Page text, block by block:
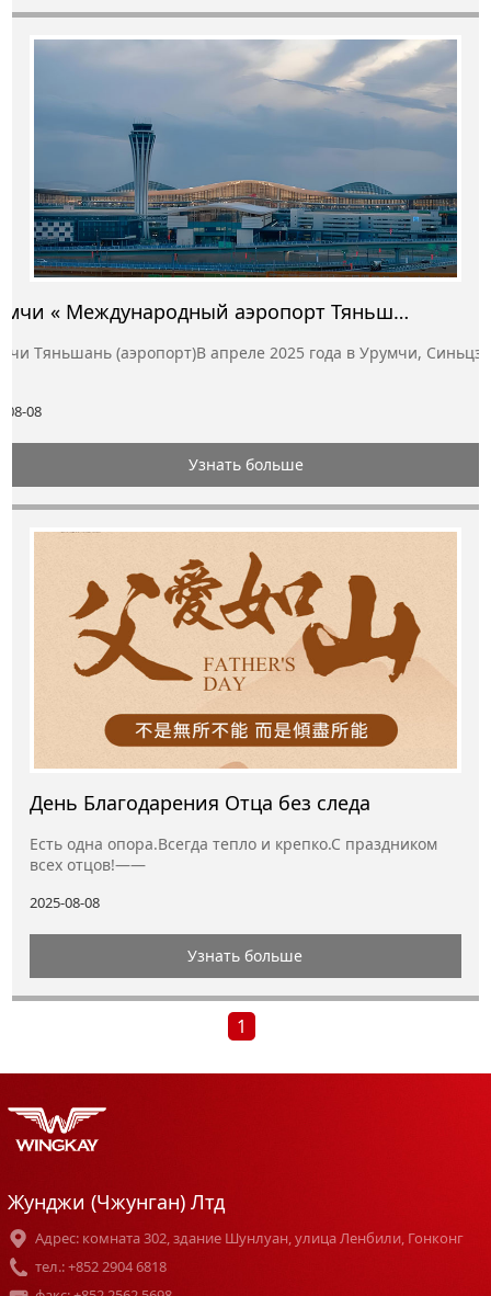
Урумчи « Международный аэропорт Тяньшань» открыт!
Тяньшань (аэропорт)В апреле 2025 года в Урумчи,
08-08
Узнать больше
День Благодарения Отца без следа
Есть одна опора.Всегда тепло и крепко.С праздником
всех отцов!——
2025-08-08
Узнать больше
1
Жунджи (Чжунган) Лтд
Адрес: комната 302, здание Шунлуан, улица Ленбили, Гонконг
тел.: +852 2904 6818